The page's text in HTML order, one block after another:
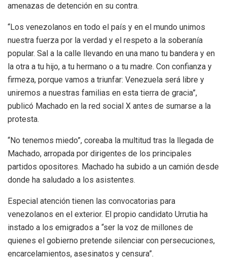
amenazas de detención en su contra.
“Los venezolanos en todo el país y en el mundo unimos
nuestra fuerza por la verdad y el respeto a la soberanía
popular. Sal a la calle llevando en una mano tu bandera y en
la otra a tu hijo, a tu hermano o a tu madre. Con confianza y
firmeza, porque vamos a triunfar: Venezuela será libre y
uniremos a nuestras familias en esta tierra de gracia”,
publicó Machado en la red social X antes de sumarse a la
protesta.
“No tenemos miedo”, coreaba la multitud tras la llegada de
Machado, arropada por dirigentes de los principales
partidos opositores. Machado ha subido a un camión desde
donde ha saludado a los asistentes.
Especial atención tienen las convocatorias para
venezolanos en el exterior. El propio candidato Urrutia ha
instado a los emigrados a “ser la voz de millones de
quienes el gobierno pretende silenciar con persecuciones,
encarcelamientos, asesinatos y censura”.